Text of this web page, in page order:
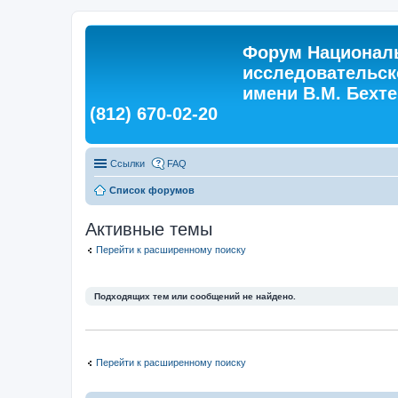
Форум
имени В.М.
(812) 670-02-20
Ссылки FAQ
Список форумов
Активные темы
Перейти к расширенному поиску
Подходящих тем или сообщений не найдено.
Перейти к расширенному поиску